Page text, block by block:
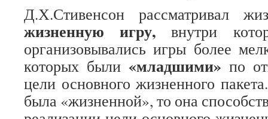
Д.Х.Стивенсон рассматривал
жизненную игру, внутри
организовывались игры более
которых были «младшими» по
цели основного жизненного
была «жизненной», то она